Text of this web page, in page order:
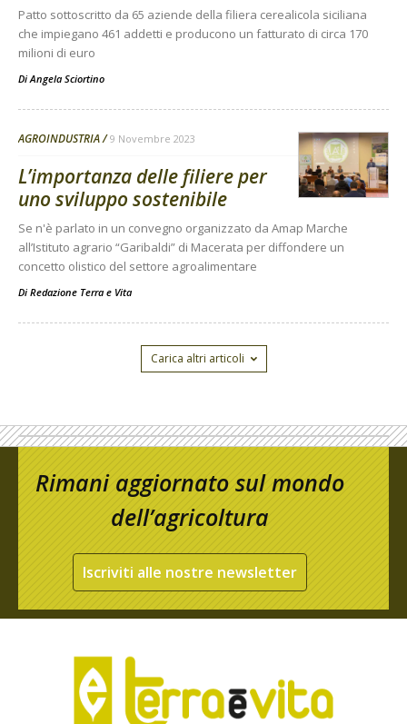
Patto sottoscritto da 65 aziende della filiera cerealicola siciliana
che impiegano 461 addetti e producono un fatturato di circa 170
milioni di euro
DiAngela Sciortino
AGROINDUSTRIA 9 Novembre 2023
L’importanza delle filiere per
uno sviluppo sostenibile
Se n'è parlato in un convegno organizzato da Amap Marche
all’Istituto agrario “Garibaldi” di Macerata per diffondere un
concetto olistico del settore agroalimentare
Di Redazione Terra e Vita
Carica altri articoli
Rimani aggiornato sul mondo
dell’agricoltura
Iscriviti alle nostre newsletter